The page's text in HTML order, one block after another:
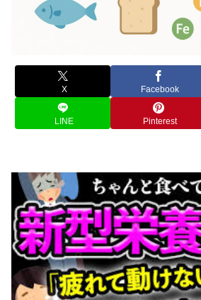
X Facebook
LINE Pinterest